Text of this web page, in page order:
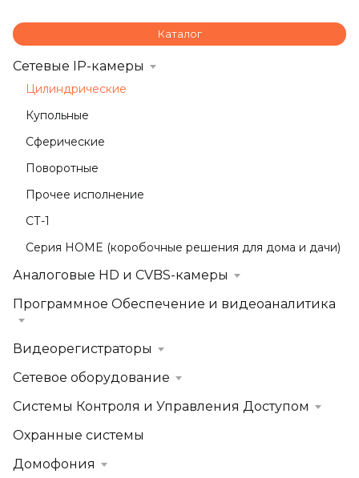
Каталог
Сетевые IP-камеры
Цилиндрические
Купольные
Сферические
Поворотные
Прочее исполнение
СТ-1
Серия HOME (коробочные решения для дома и дачи)
Аналоговые HD и CVBS-камеры
Программное Обеспечение и видеоаналитика
Видеорегистраторы
Сетевое оборудование
Системы Контроля и Управления Доступом
Охранные системы
Домофония